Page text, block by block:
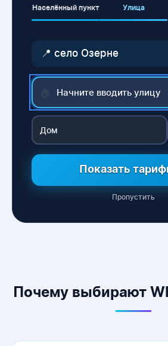
Населённый пункт Улица
📍 село Озерне
Показать
Пропустить
Почему выбирают